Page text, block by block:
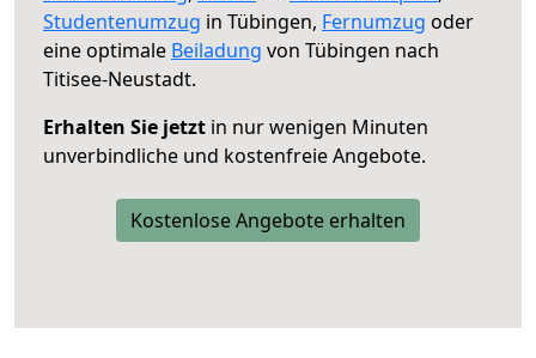
Studentenumzug in Tübingen, Fernumzug oder
eine optimale Beiladung von Tübingen nach
Titisee-Neustadt.
Erhalten Sie jetzt in nur wenigen Minuten
unverbindliche und kostenfreie Angebote.
Kostenlose Angebote erhalten